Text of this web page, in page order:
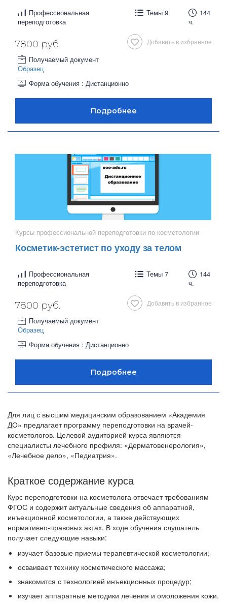
Профессиональная
переподготовка
Темы 9
144
ч.
Добавить в избранное
7800 руб.
Получаемый документ
Образец
Форма обучения : Дистанционно
Курсы профессиональной переподготовки по косметологии
Косметик-эстетист по уходу за телом
Профессиональная
переподготовка
Темы 7
144
ч.
Добавить в избранное
7800 руб.
Получаемый документ
Образец
Форма обучения : Дистанционно
Для лиц с высшим медицинским образованием «Академия
ДО» предлагает программу переподготовки на врачей-
косметологов. Целевой аудиторией курса являются
специалисты лечебного профиля: «Дерматовенерология»,
«Лечебное дело», «Педиатрия».
Краткое содержание курса
Курс переподготовки на косметолога отвечает требованиям
ФГОС и содержит актуальные сведения об аппаратной,
инъекционной косметологии, а также действующих
нормативно-правовых актах. В ходе обучения слушатель
получает следующие навыки:
изучает базовые приемы терапевтической косметологии;
осваивает технику косметического массажа;
знакомится с технологией инъекционных процедур;
изучает аппаратные методики лечения и омоложения кожи.